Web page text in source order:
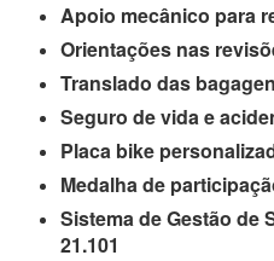
Apoio mecânico para
Orientações nas
Translado das
Seguro de vida e
Placa bike
Medalha de
Sistema de Gestão de
21.101